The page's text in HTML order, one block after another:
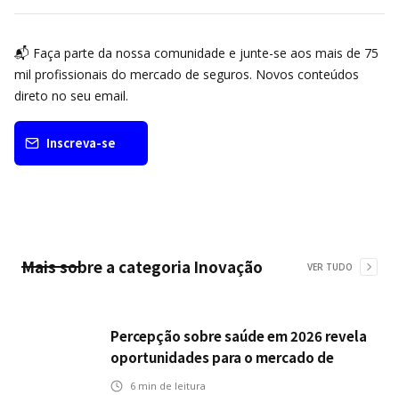
📬 Faça parte da nossa comunidade e junte-se aos mais de 75
mil profissionais do mercado de seguros. Novos conteúdos
direto no seu email.
Inscreva-se
Mais sobre a categoria Inovação VER TUDO
Percepção sobre saúde em 2026 revela
oportunidades para o mercado de
seguros ampliar cobertura e prevenção
6 min de leitura